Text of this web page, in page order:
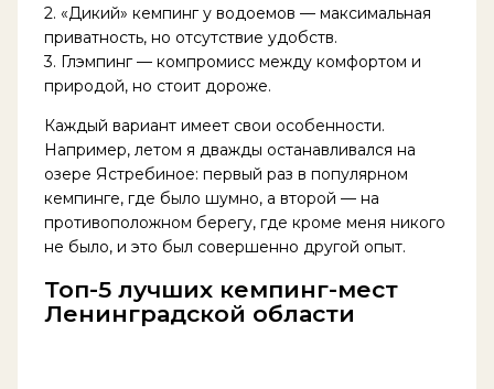
2. «Дикий» кемпинг у водоемов — максимальная
приватность, но отсутствие удобств.
3. Глэмпинг — компромисс между комфортом и
природой, но стоит дороже.
Каждый вариант имеет свои особенности.
Например, летом я дважды останавливался на
озере Ястребиное: первый раз в популярном
кемпинге, где было шумно, а второй — на
противоположном берегу, где кроме меня никого
не было, и это был совершенно другой опыт.
Топ-5 лучших кемпинг-мест
Ленинградской области